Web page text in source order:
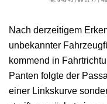
Nach derzeitigem
unbekannter
kommend in
Panten folgte der
einer Linkskurve